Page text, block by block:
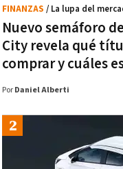
Nuevo semáforo
City revela qué
comprar y cuáles
FINANZAS / La lupa del
Por Daniel Alberti